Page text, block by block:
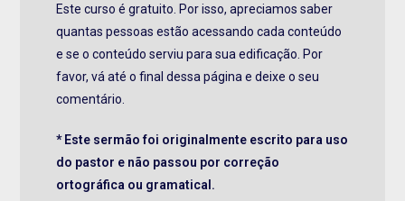
Este curso é gratuito. Por isso, apreciamos saber
quantas pessoas estão acessando cada conteúdo
e se o conteúdo serviu para sua edificação. Por
favor, vá até o final dessa página e deixe o seu
comentário.
* Este sermão foi originalmente escrito para uso
do pastor e não passou por correção
ortográfica ou gramatical.